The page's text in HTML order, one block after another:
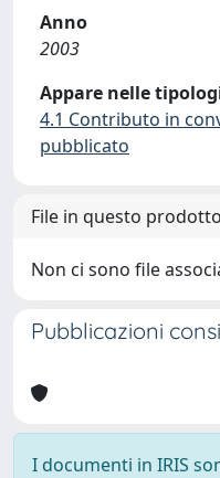
Anno
2003
Appare nelle
4.1 Contributo in
pubblicato
File in questo
Non ci sono file
Pubblicazioni
I documenti in IRIS